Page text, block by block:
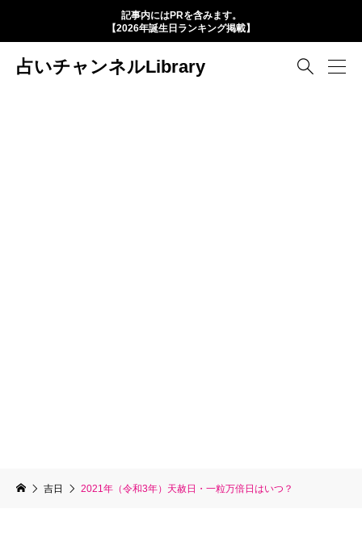
記事内にはPRを含みます。
【2026年誕生日ランキング掲載】
占いチャンネルLibrary 
吉日 2021年（令和3年）天赦日・一粒万倍日はいつ？